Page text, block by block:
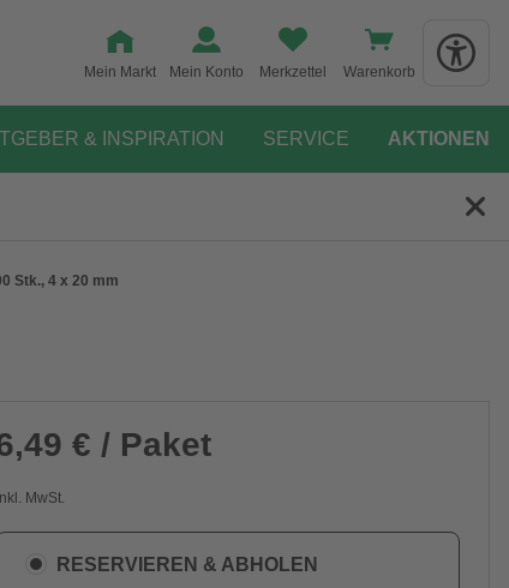
Mein Markt Mein Konto Merkzettel Warenkorb
& INSPIRATION SERVICE AKTIONEN
Stk., 4 x 20 mm
€ / Paket
Inkl. MwSt.
RESERVIEREN & ABHOLEN